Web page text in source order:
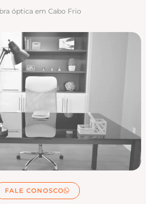
óptica em Cabo Frio
FALE CONOSCO